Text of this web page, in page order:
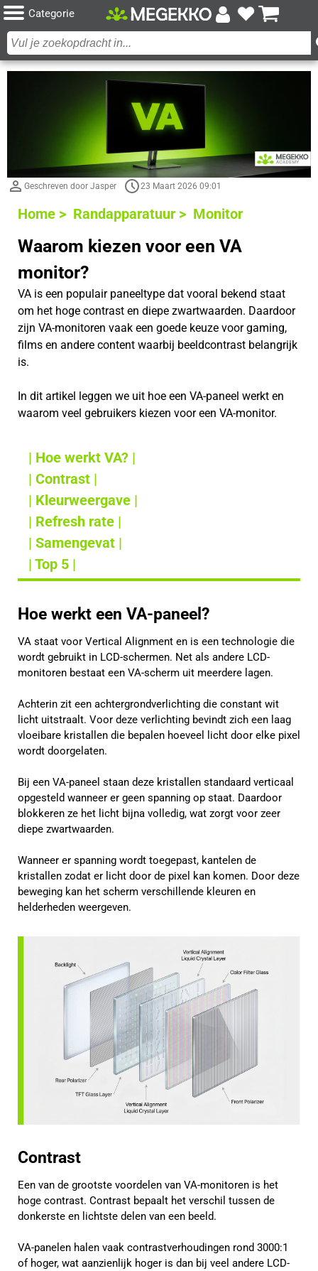
Categorie
Geschreven door Jasper 23 Maart 2026 09:01
Home > Randapparatuur > Monitor
Waarom kiezen voor een VA
monitor?
VA is een populair paneeltype dat vooral bekend staat
om het hoge contrast en diepe zwartwaarden. Daardoor
zijn VA-monitoren vaak een goede keuze voor gaming,
films en andere content waarbij beeldcontrast belangrijk
is.
In dit artikel leggen we uit hoe een VA-paneel werkt en
waarom veel gebruikers kiezen voor een VA-monitor.
| Hoe werkt VA? |
| Contrast |
| Kleurweergave |
| Refresh rate |
| Samengevat |
| Top 5 |
Hoe werkt een VA-paneel?
VA staat voor Vertical Alignment en is een technologie die
wordt gebruikt in LCD-schermen. Net als andere LCD-
monitoren bestaat een VA-scherm uit meerdere lagen.
Achterin zit een achtergrondverlichting die constant wit
licht uitstraalt. Voor deze verlichting bevindt zich een laag
vloeibare kristallen die bepalen hoeveel licht door elke pixel
wordt doorgelaten.
Bij een VA-paneel staan deze kristallen standaard verticaal
opgesteld wanneer er geen spanning op staat. Daardoor
blokkeren ze het licht bijna volledig, wat zorgt voor zeer
diepe zwartwaarden.
Wanneer er spanning wordt toegepast, kantelen de
kristallen zodat er licht door de pixel kan komen. Door deze
beweging kan het scherm verschillende kleuren en
helderheden weergeven.
Contrast
Een van de grootste voordelen van VA-monitoren is het
hoge contrast. Contrast bepaalt het verschil tussen de
donkerste en lichtste delen van een beeld.
VA-panelen halen vaak contrastverhoudingen rond 3000:1
of hoger, wat aanzienlijk hoger is dan bij veel andere LCD-